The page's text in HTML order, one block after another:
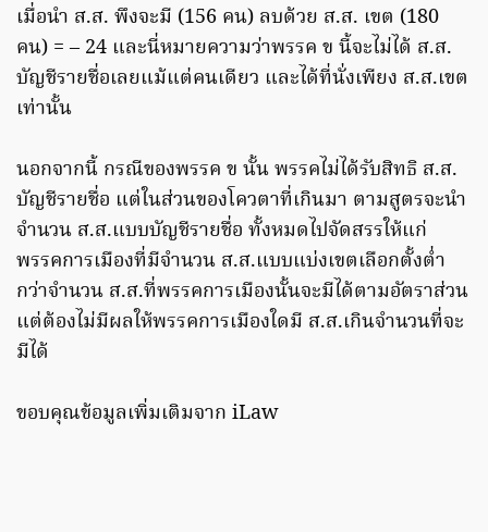
เมื่อนำ ส.ส. พึงจะมี (156 คน) ลบด้วย ส.ส. เขต (180
คน) = – 24 และนี่หมายความว่าพรรค ข นี้จะไม่ได้ ส.ส.
บัญชีรายชื่อเลยแม้แต่คนเดียว และได้ที่นั่งเพียง ส.ส.เขต
เท่านั้น
นอกจากนี้ กรณีของพรรค ข นั้น พรรคไม่ได้รับสิทธิ ส.ส.
บัญชีรายชื่อ แต่ในส่วนของโควตาที่เกินมา ตามสูตรจะนำ
จำนวน ส.ส.แบบบัญชีรายชื่อ ทั้งหมดไปจัดสรรให้แก่
พรรคการเมืองที่มีจำนวน ส.ส.แบบแบ่งเขตเลือกตั้งต่ำ
กว่าจำนวน ส.ส.ที่พรรคการเมืองนั้นจะมีได้ตามอัตราส่วน
แต่ต้องไม่มีผลให้พรรคการเมืองใดมี ส.ส.เกินจำนวนที่จะ
มีได้
ขอบคุณข้อมูลเพิ่มเติมจาก iLaw